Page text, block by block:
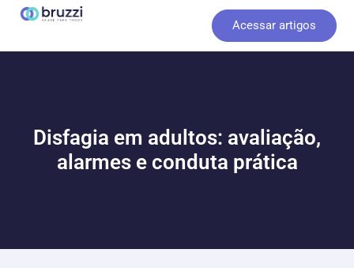
o
Acessar artigos
Disfagia em adultos: avaliação,
alarmes e conduta prática